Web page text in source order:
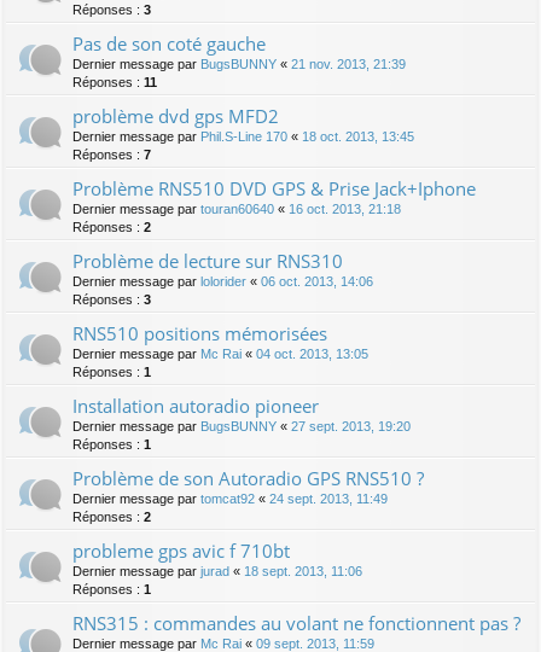
Réponses : 3
Pas de son coté gauche
Dernier message par BugsBUNNY « 21 nov. 2013, 21:39
Réponses : 11
problème dvd gps MFD2
Dernier message par Phil.S-Line 170 « 18 oct. 2013, 13:45
Réponses : 7
Problème RNS510 DVD GPS & Prise Jack+Iphone
Dernier message par touran60640 « 16 oct. 2013, 21:18
Réponses : 2
Problème de lecture sur RNS310
Dernier message par lolorider « 06 oct. 2013, 14:06
Réponses : 3
RNS510 positions mémorisées
Dernier message par Mc Rai « 04 oct. 2013, 13:05
Réponses : 1
Installation autoradio pioneer
Dernier message par BugsBUNNY « 27 sept. 2013, 19:20
Réponses : 1
Problème de son Autoradio GPS RNS510 ?
Dernier message par tomcat92 « 24 sept. 2013, 11:49
Réponses : 2
probleme gps avic f 710bt
Dernier message par jurad « 18 sept. 2013, 11:06
Réponses : 1
RNS315 : commandes au volant ne fonctionnent pas ?
Dernier message par Mc Rai « 09 sept. 2013, 11:59